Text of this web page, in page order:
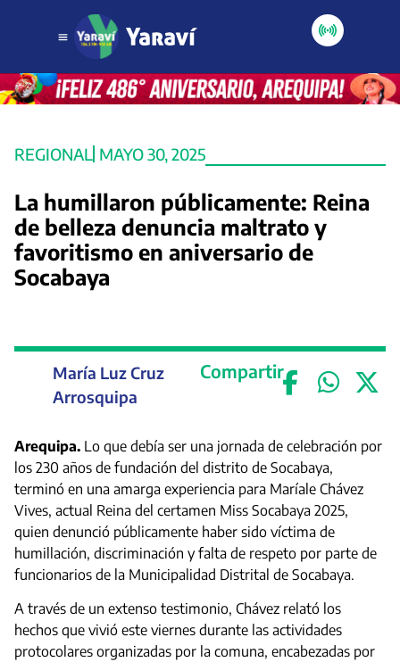
REGIONAL MAYO 30, 2025
La humillaron públicamente: Reina
de belleza denuncia maltrato y
favoritismo en aniversario de
Socabaya
María Luz Cruz
Arrosquipa
Compartir
Arequipa. Lo que debía ser una jornada de celebración por
los 230 años de fundación del distrito de Socabaya,
terminó en una amarga experiencia para Maríale Chávez
Vives, actual Reina del certamen Miss Socabaya 2025,
quien denunció públicamente haber sido víctima de
humillación, discriminación y falta de respeto por parte de
funcionarios de la Municipalidad Distrital de Socabaya.
A través de un extenso testimonio, Chávez relató los
hechos que vivió este viernes durante las actividades
protocolares organizadas por la comuna, encabezadas por